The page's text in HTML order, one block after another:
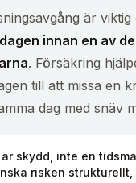
är
innan en av
. Försäkring
till att missa en
dag med snäv
skydd, inte en
risken strukturellt,